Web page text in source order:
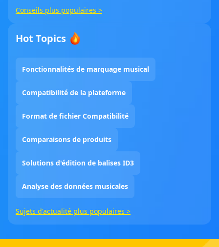
Conseils plus populaires >
Hot Topics
Fonctionnalités de marquage musical
Compatibilité de la plateforme
Format de fichier Compatibilité
Comparaisons de produits
Solutions d'édition de balises ID3
Analyse des données musicales
Sujets d'actualité plus populaires >